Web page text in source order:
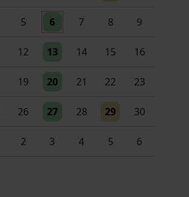
5 6
Un évènement
7 8 9
12 13
Un évènement
14 15 16
19 20
Un évènement
21 22 23
26 27
Un évènement
28 29
Un évènement
30
2 3
Un évènement
4 5
2 évènements
6